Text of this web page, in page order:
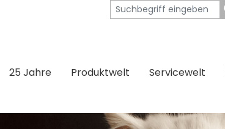
25 Jahre Produktwelt Servicewelt